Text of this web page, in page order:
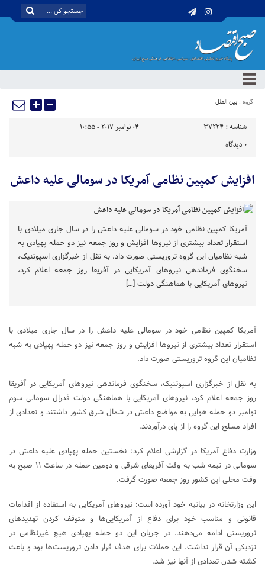
گروه : بین الملل
شناسه : 37224
04 نوامبر 2017 - 10:55
0 دیدگاه
افزایش کمپین نظامی آمریکا در سومالی علیه داعش
آمریکا کمپین نظامی خود در سومالی علیه داعش را در سال جاری میلادی با
استقرار تعداد بیشتری از نیروها افزایش و روز جمعه نیز دو حمله پهپادی به
شبه نظامیان این گروه تروریستی صورت داد. به نقل از خبرگزاری اسپوتنیک،
سخنگوی فرماندهی نیروهای آمریکایی در آفریقا روز جمعه اعلام کرد،
نیروهای آمریکایی با هماهنگی دولت […]
آمریکا کمپین نظامی خود در سومالی علیه داعش را در سال جاری میلادی با
استقرار تعداد بیشتری از نیروها افزایش و روز جمعه نیز دو حمله پهپادی به شبه
نظامیان این گروه تروریستی صورت داد.
به نقل از خبرگزاری اسپوتنیک، سخنگوی فرماندهی نیروهای آمریکایی در آفریقا
روز جمعه اعلام کرد، نیروهای آمریکایی با هماهنگی دولت فدرال سومالی سوم
نوامبر دو حمله هوایی به مواضع داعش در شمال شرق کشور داشتند و تعدادی از
افراد مسلح این گروه‌ را از پای درآوردند.
وزارت دفاع آمریکا در گزارشی اعلام کرد: نخستین حمله پهپادی علیه داعش در
سومالی در نیمه شب به وقت آفریقای شرقی و دومین حمله در ساعت ۱۱ صبح به
وقت محلی این کشور روز جمعه صورت گرفت.
این وزارتخانه در بیانیه خود آورده است: نیروهای آمریکایی به استفاده از اقدامات
قانونی و مناسب خود برای دفاع از آمریکایی‌ها و متوقف کردن تهدیدهای
تروریستی ادامه می‌دهند. در جریان این دو حمله پهپادی هیچ غیرنظامی در
نزدیکی آن قرار نداشت. این حملات برای هدف قرار دادن تروریست‌ها بود و باعث
کشته شدن تعدادی از آنها نیز شد.